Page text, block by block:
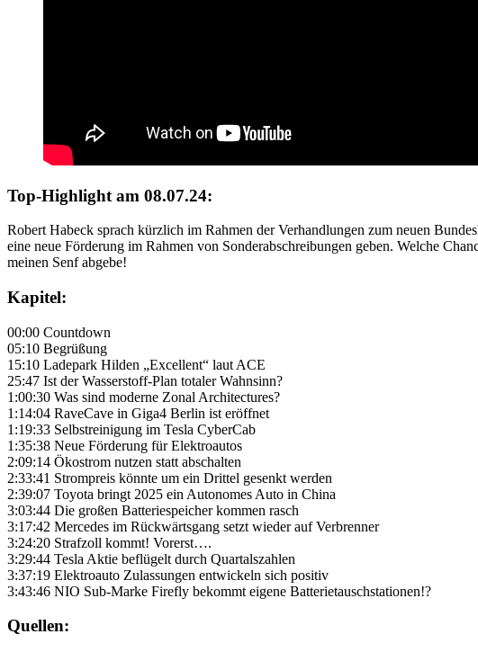
Top-Highlight am 08.07.24:
Robert Habeck sprach kürzlich im Rahmen der Verhandlungen zum neuen
eine neue Förderung im Rahmen von Sonderabschreibungen geben. Welche
meinen Senf abgebe!
Kapitel:
00:00 Countdown
05:10 Begrüßung
15:10 Ladepark Hilden „Excellent“ laut ACE
25:47 Ist der Wasserstoff-Plan totaler Wahnsinn?
1:00:30 Was sind moderne Zonal Architectures?
1:14:04 RaveCave in Giga4 Berlin ist eröffnet
1:19:33 Selbstreinigung im Tesla CyberCab
1:35:38 Neue Förderung für Elektroautos
2:09:14 Ökostrom nutzen statt abschalten
2:33:41 Strompreis könnte um ein Drittel gesenkt werden
2:39:07 Toyota bringt 2025 ein Autonomes Auto in China
3:03:44 Die großen Batteriespeicher kommen rasch
3:17:42 Mercedes im Rückwärtsgang setzt wieder auf Verbrenner
3:24:20 Strafzoll kommt! Vorerst….
3:29:44 Tesla Aktie beflügelt durch Quartalszahlen
3:37:19 Elektroauto Zulassungen entwickeln sich positiv
3:43:46 NIO Sub-Marke Firefly bekommt eigene Batterietauschstationen!?
Quellen: